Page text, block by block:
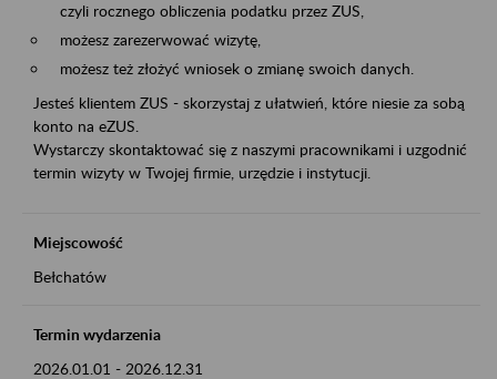
czyli rocznego obliczenia podatku przez ZUS,
możesz zarezerwować wizytę,
możesz też złożyć wniosek o zmianę swoich danych.
Jesteś klientem ZUS - skorzystaj z ułatwień, które niesie za sobą
konto na eZUS.
Wystarczy skontaktować się z naszymi pracownikami i uzgodnić
termin wizyty w Twojej firmie, urzędzie i instytucji.
Miejscowość
Bełchatów
Termin wydarzenia
2026.01.01 - 2026.12.31